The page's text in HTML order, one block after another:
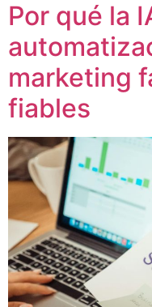
Por qué la
marketing
fiables